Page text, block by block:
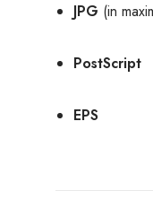
JPG (in
PostScript
EPS